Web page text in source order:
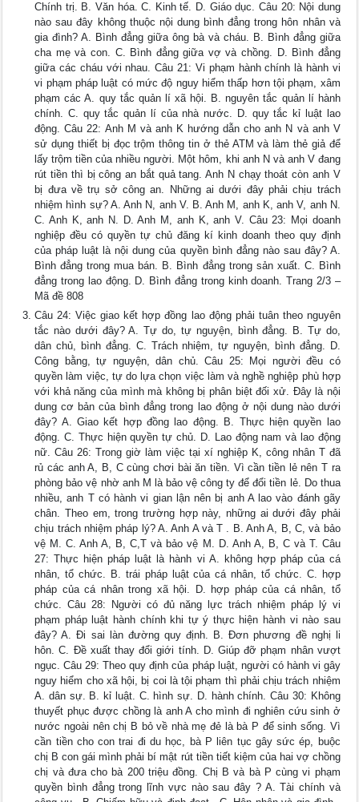
Chính trị. B. Văn hóa. C. Kinh tế. D. Giáo dục. Câu 20: Nội dung
nào sau đây không thuộc nội dung bình đẳng trong hôn nhân và
gia đình? A. Bình đẳng giữa ông bà và cháu. B. Bình đẳng giữa
cha mẹ và con. C. Bình đẳng giữa vợ và chồng. D. Bình đẳng
giữa các cháu với nhau. Câu 21: Vi phạm hành chính là hành vi
vi phạm pháp luật có mức độ nguy hiểm thấp hơn tội phạm, xâm
phạm các A. quy tắc quản lí xã hội. B. nguyên tắc quản lí hành
chính. C. quy tắc quản lí của nhà nước. D. quy tắc kỉ luật lao
động. Câu 22: Anh M và anh K hướng dẫn cho anh N và anh V
sử dụng thiết bị đọc trộm thông tin ở thẻ ATM và làm thẻ giả để
lấy trộm tiền của nhiều người. Một hôm, khi anh N và anh V đang
rút tiền thì bị công an bắt quả tang. Anh N chạy thoát còn anh V
bị đưa về trụ sở công an. Những ai dưới đây phải chịu trách
nhiệm hình sự? A. Anh N, anh V. B. Anh M, anh K, anh V, anh N.
C. Anh K, anh N. D. Anh M, anh K, anh V. Câu 23: Mọi doanh
nghiệp đều có quyền tự chủ đăng kí kinh doanh theo quy định
của pháp luật là nội dung của quyền bình đẳng nào sau đây? A.
Bình đẳng trong mua bán. B. Bình đẳng trong sản xuất. C. Bình
đẳng trong lao động. D. Bình đẳng trong kinh doanh. Trang 2/3 –
Mã đề 808
Câu 24: Việc giao kết hợp đồng lao động phải tuân theo nguyên
tắc nào dưới đây? A. Tự do, tự nguyện, bình đẳng. B. Tự do,
dân chủ, bình đẳng. C. Trách nhiệm, tự nguyện, bình đẳng. D.
Công bằng, tự nguyện, dân chủ. Câu 25: Mọi người đều có
quyền làm việc, tự do lựa chọn việc làm và nghề nghiệp phù hợp
với khả năng của mình mà không bị phân biệt đối xử. Đây là nội
dung cơ bản của bình đẳng trong lao động ở nội dung nào dưới
đây? A. Giao kết hợp đồng lao động. B. Thực hiện quyền lao
động. C. Thực hiện quyền tự chủ. D. Lao động nam và lao động
nữ. Câu 26: Trong giờ làm việc tại xí nghiệp K, công nhân T đã
rủ các anh A, B, C cùng chơi bài ăn tiền. Vì cần tiền lẻ nên T ra
phòng bảo vệ nhờ anh M là bảo vệ công ty để đổi tiền lẻ. Do thua
nhiều, anh T có hành vi gian lận nên bị anh A lao vào đánh gãy
chân. Theo em, trong trường hợp này, những ai dưới đây phải
chịu trách nhiệm pháp lý? A. Anh A và T . B. Anh A, B, C, và bảo
vệ M. C. Anh A, B, C,T và bảo vệ M. D. Anh A, B, C và T. Câu
27: Thực hiện pháp luật là hành vi A. không hợp pháp của cá
nhân, tổ chức. B. trái pháp luật của cá nhân, tổ chức. C. hợp
pháp của cá nhân trong xã hội. D. hợp pháp của cá nhân, tổ
chức. Câu 28: Người có đủ năng lực trách nhiệm pháp lý vi
phạm pháp luật hành chính khi tự ý thực hiện hành vi nào sau
đây? A. Đi sai làn đường quy định. B. Đơn phương đề nghị li
hôn. C. Đề xuất thay đổi giới tính. D. Giúp đỡ phạm nhân vượt
ngục. Câu 29: Theo quy định của pháp luật, người có hành vi gây
nguy hiểm cho xã hội, bị coi là tội phạm thì phải chịu trách nhiệm
A. dân sự. B. kỉ luật. C. hình sự. D. hành chính. Câu 30: Không
thuyết phục được chồng là anh A cho mình đi nghiên cứu sinh ở
nước ngoài nên chị B bỏ về nhà mẹ đẻ là bà P để sinh sống. Vì
cần tiền cho con trai đi du học, bà P liên tục gây sức ép, buộc
chị B con gái mình phải bí mật rút tiền tiết kiệm của hai vợ chồng
chị và đưa cho bà 200 triệu đồng. Chị B và bà P cùng vi phạm
quyền bình đẳng trong lĩnh vực nào sau đây ? A. Tài chính và